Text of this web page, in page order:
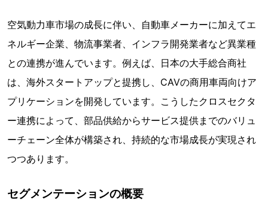
空気動力車市場の成長に伴い、自動車メーカーに加えてエ
ネルギー企業、物流事業者、インフラ開発業者など異業種
との連携が進んでいます。例えば、日本の大手総合商社
は、海外スタートアップと提携し、CAVの商用車両向けア
プリケーションを開発しています。こうしたクロスセクタ
ー連携によって、部品供給からサービス提供までのバリュ
ーチェーン全体が構築され、持続的な市場成長が実現され
つつあります。
セグメンテーションの概要